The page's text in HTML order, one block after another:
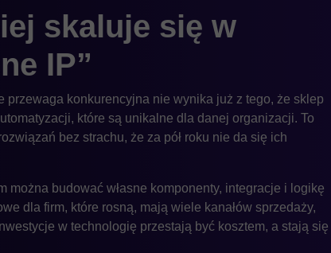
skaluje się w
IP”
konkurencyjna nie wynika już z tego, że sklep
które są unikalne dla danej organizacji. To
bez strachu, że za pół roku nie da się ich
można budować własne komponenty, integracje i logikę
dla firm, które rosną, mają wiele kanałów sprzedaży,
w technologię przestają być kosztem, a stają się